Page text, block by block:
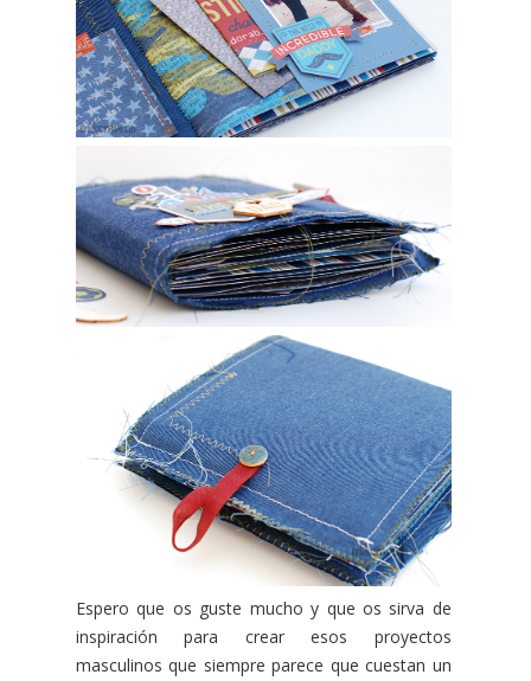
Espero que os guste mucho y que os sirva de
inspiración para crear esos proyectos
masculinos que siempre parece que cuestan un